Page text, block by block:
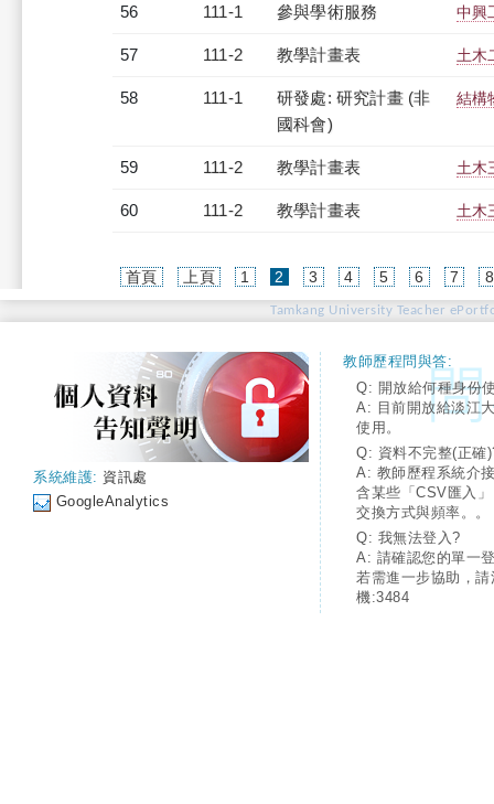
56 111-1 參與學術服務 中興
57 111-2 教學計畫表 土木
58 111-1
研發處: 研究計畫 (非
國科會)
結構
59 111-2 教學計畫表 土木
60 111-2 教學計畫表 土木
首頁 上頁 1 2 (current)
3 4 5 6 7 8
Tamkang University Teacher
系統維護: 資訊處
GoogleAnalytics
教師歷程問與答:
Q: 開放給何種身份
A: 目前開放給淡江
使用。
Q: 資料不完整(正確
A: 教師歷程系統介
含某些「CSV匯入
交換方式與頻率。。
Q: 我無法登入?
A: 請確認您的單一
若需進一步協助，
機:3484